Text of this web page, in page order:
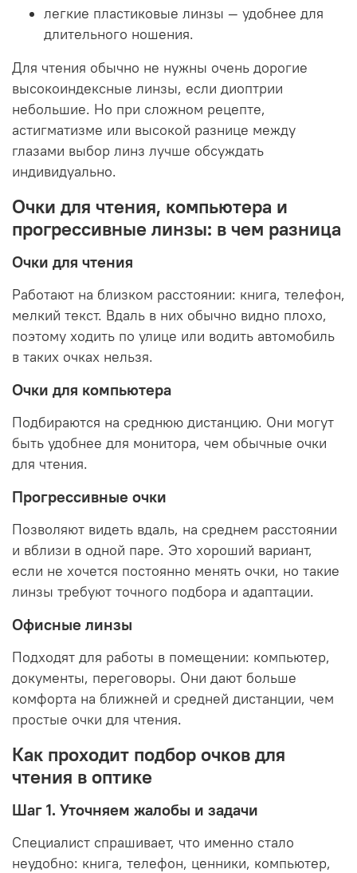
легкие пластиковые линзы — удобнее для
длительного ношения.
Для чтения обычно не нужны очень дорогие
высокоиндексные линзы, если диоптрии
небольшие. Но при сложном рецепте,
астигматизме или высокой разнице между
глазами выбор линз лучше обсуждать
индивидуально.
Очки для чтения, компьютера и
прогрессивные линзы: в чем разница
Очки для чтения
Работают на близком расстоянии: книга, телефон,
мелкий текст. Вдаль в них обычно видно плохо,
поэтому ходить по улице или водить автомобиль
в таких очках нельзя.
Очки для компьютера
Подбираются на среднюю дистанцию. Они могут
быть удобнее для монитора, чем обычные очки
для чтения.
Прогрессивные очки
Позволяют видеть вдаль, на среднем расстоянии
и вблизи в одной паре. Это хороший вариант,
если не хочется постоянно менять очки, но такие
линзы требуют точного подбора и адаптации.
Офисные линзы
Подходят для работы в помещении: компьютер,
документы, переговоры. Они дают больше
комфорта на ближней и средней дистанции, чем
простые очки для чтения.
Как проходит подбор очков для
чтения в оптике
Шаг 1. Уточняем жалобы и задачи
Специалист спрашивает, что именно стало
неудобно: книга, телефон, ценники, компьютер,